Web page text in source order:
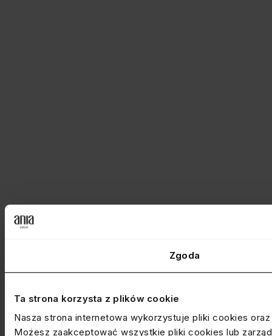
Zgoda
Ta strona korzysta z plików cookie
Nasza strona internetowa wykorzystuje pliki cookies
Możesz zaakceptować wszystkie pliki cookies lub